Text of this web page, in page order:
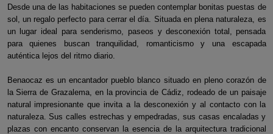
Desde una de las habitaciones se pueden contemplar bonitas puestas de
sol, un regalo perfecto para cerrar el día. Situada en plena naturaleza, es
un lugar ideal para senderismo, paseos y desconexión total, pensada
para quienes buscan tranquilidad, romanticismo y una escapada
auténtica lejos del ritmo diario.
Benaocaz es un encantador pueblo blanco situado en pleno corazón de
la Sierra de Grazalema, en la provincia de Cádiz, rodeado de un paisaje
natural impresionante que invita a la desconexión y al contacto con la
naturaleza. Sus calles estrechas y empedradas, sus casas encaladas y
plazas con encanto conservan la esencia de la arquitectura tradicional